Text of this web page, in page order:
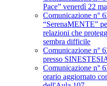
Pace” venerdì 22
Comunicazione n°
“SerenaMENTE”
relazioni che
sembra difficile
Comunicazione n°
presso
Comunicazione n°
orario aggiornato